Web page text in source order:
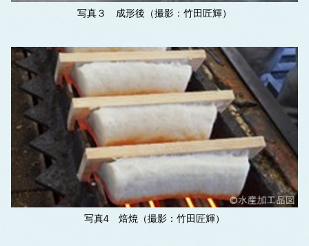
写真３ 成形後（撮影：竹田匠輝）
写真4 焙焼（撮影：竹田匠輝）